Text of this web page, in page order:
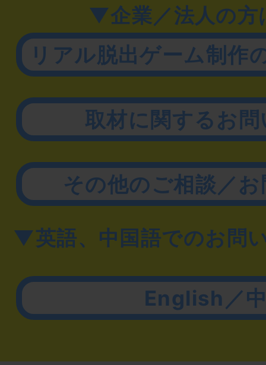
▼企業／法人の方
リアル脱出ゲーム制作
取材に関するお
その他のご相談／
▼英語、中国語でのお問
English／